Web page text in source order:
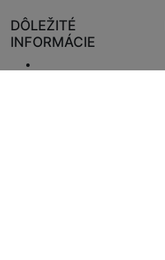
DÔLEŽITÉ
INFORMÁCIE